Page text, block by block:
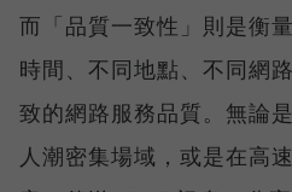
而「品質一致性」則是衡
時間、不同地點、不同網
致的網路服務品質。無論
人潮密集場域，或是在高